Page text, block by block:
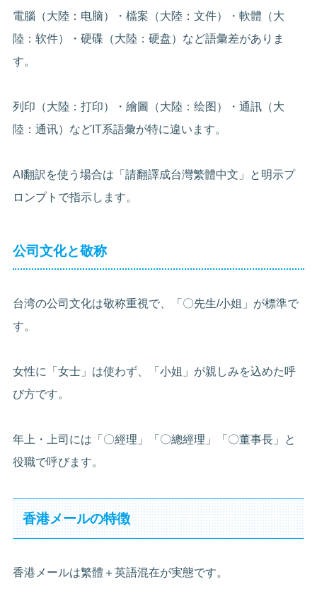
電腦（大陸：电脑）・檔案（大陸：文件）・軟體（大
陸：软件）・硬碟（大陸：硬盘）など語彙差がありま
す。
列印（大陸：打印）・繪圖（大陸：绘图）・通訊（大
陸：通讯）などIT系語彙が特に違います。
AI翻訳を使う場合は「請翻譯成台灣繁體中文」と明示プ
ロンプトで指示します。
公司文化と敬称
台湾の公司文化は敬称重視で、「〇先生/小姐」が標準で
す。
女性に「女士」は使わず、「小姐」が親しみを込めた呼
び方です。
年上・上司には「〇經理」「〇總經理」「〇董事長」と
役職で呼びます。
香港メールの特徴
香港メールは繁體＋英語混在が実態です。